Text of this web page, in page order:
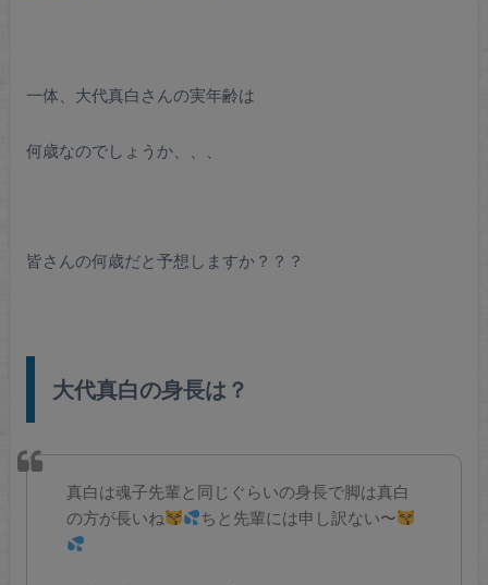
一体、大代真白さんの実年齢は
何歳なのでしょうか、、、
皆さんの何歳だと予想しますか？？？
大代真白の身長は？
真白は魂子先輩と同じぐらいの身長で脚は真白
の方が長いね
ちと先輩には申し訳ない〜